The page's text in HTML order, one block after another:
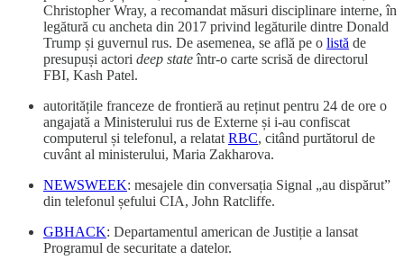
Christopher Wray, a recomandat măsuri disciplinare interne, în
legătură cu ancheta din 2017 privind legăturile dintre Donald
Trump și guvernul rus. De asemenea, se află pe o listă de
presupuși actori deep stateîntr-o carte scrisă de directorul
FBI, Kash Patel.
autoritățile franceze de frontieră au reținut pentru 24 de ore o
angajată a Ministerului rus de Externe și i-au confiscat
computerul și telefonul, a relatat RBC, citând purtătorul de
cuvânt al ministerului, Maria Zakharova.
NEWSWEEK: mesajele din conversația Signal „au dispărut”
din telefonul șefului CIA, John Ratcliffe.
GBHACK: Departamentul american de Justiție a lansat
Programul de securitate a datelor.